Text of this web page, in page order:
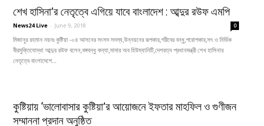
শেখ হাসিনা’র নেতৃত্বে এগিয়ে যাবে বাংলাদেশ : আব্দুর রউফ এমপি
News24 Live - June 9, 2018 0
মিজানুর রহমান নয়নঃ কুষ্টিয়া -০৪ আসনের সংসদ সদস্য,উন্নয়নের রূপকার,গরীবের বন্ধু,পরোপকার,সৎ ও নির্ভিক
বীরমুক্তিযোদ্ধা আব্দুর রউফ বলেন,বঙ্গবন্ধু কন্যা,মাদার অব হিউম্যানিটি,দেশরত্ন প্রধানমন্ত্রী শেখ হাসিনার
নেতৃত্বে বাংলাদেশে...
কুষ্টিয়ায় ‘ভালোবাসার কুষ্টিয়া’র আয়োজনে ইফতার মাহফিল ও গুণীজন
সম্মাননা প্রদান অনুষ্ঠিত